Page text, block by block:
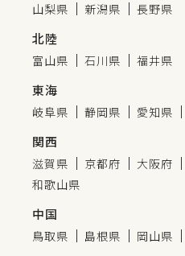
山梨県 新潟県 長野県
北陸
富山県 石川県 福井県
東海
岐阜県 静岡県 愛知県
関西
滋賀県 京都府 大阪府
和歌山県
中国
鳥取県 島根県 岡山県